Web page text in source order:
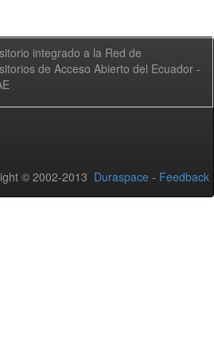
integrado a la Red de
de Acceso Abierto del Ecuador -
© 2002-2013 Duraspace - Feedback